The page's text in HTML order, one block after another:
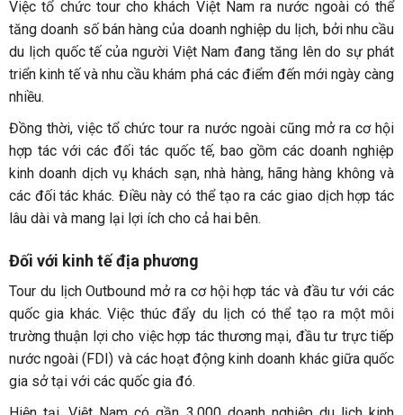
Việc tổ chức tour cho khách Việt Nam ra nước ngoài có thể
tăng doanh số bán hàng của doanh nghiệp du lịch, bởi nhu cầu
du lịch quốc tế của người Việt Nam đang tăng lên do sự phát
triển kinh tế và nhu cầu khám phá các điểm đến mới ngày càng
nhiều.
Đồng thời, việc tổ chức tour ra nước ngoài cũng mở ra cơ hội
hợp tác với các đối tác quốc tế, bao gồm các doanh nghiệp
kinh doanh dịch vụ khách sạn, nhà hàng, hãng hàng không và
các đối tác khác. Điều này có thể tạo ra các giao dịch hợp tác
lâu dài và mang lại lợi ích cho cả hai bên.
Đối với kinh tế địa phương
Tour du lịch Outbound mở ra cơ hội hợp tác và đầu tư với các
quốc gia khác. Việc thúc đẩy du lịch có thể tạo ra một môi
trường thuận lợi cho việc hợp tác thương mại, đầu tư trực tiếp
nước ngoài (FDI) và các hoạt động kinh doanh khác giữa quốc
gia sở tại với các quốc gia đó.